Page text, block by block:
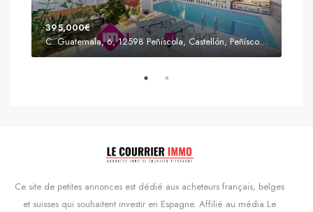
395,000€
C. Guatemala, 6, 12598 Peñíscola, Castellón, Peñíscola, Communauté valencienne
Ce site de petites annonces est dédié aux acheteurs français, belges
et suisses qui souhaitent investir en Espagne. Affilié au média Le